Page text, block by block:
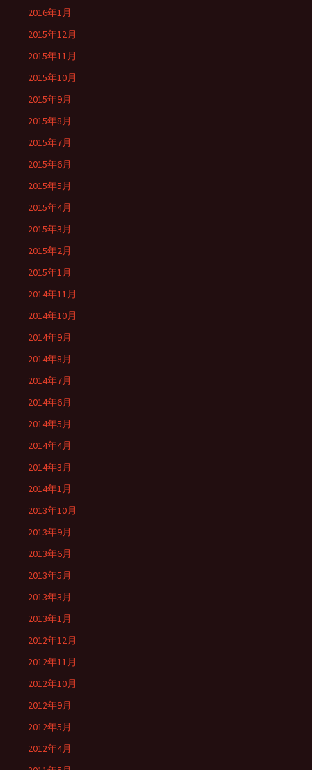
2016年1月
2015年12月
2015年11月
2015年10月
2015年9月
2015年8月
2015年7月
2015年6月
2015年5月
2015年4月
2015年3月
2015年2月
2015年1月
2014年11月
2014年10月
2014年9月
2014年8月
2014年7月
2014年6月
2014年5月
2014年4月
2014年3月
2014年1月
2013年10月
2013年9月
2013年6月
2013年5月
2013年3月
2013年1月
2012年12月
2012年11月
2012年10月
2012年9月
2012年5月
2012年4月